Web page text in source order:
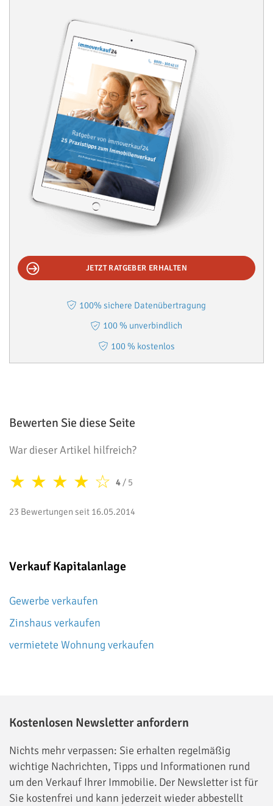
JETZT RATGEBER ERHALTEN
100% sichere Datenübertragung
100 % unverbindlich
100 % kostenlos
Bewerten Sie diese Seite
War dieser Artikel hilfreich?
☆
★
★
★
★ 4/ 5
23 Bewertungen seit 16.05.2014
Verkauf Kapitalanlage
Gewerbe verkaufen
Zinshaus verkaufen
vermietete Wohnung verkaufen
Kostenlosen Newsletter anfordern
Nichts mehr verpassen: Sie erhalten regelmäßig
wichtige Nachrichten, Tipps und Informationen rund
um den Verkauf Ihrer Immobilie. Der Newsletter ist für
Sie kostenfrei und kann jederzeit wieder abbestellt